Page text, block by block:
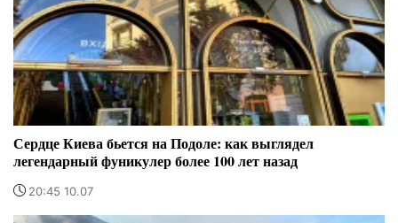
Сердце Киева бьется на Подоле: как выглядел
легендарный фуникулер более 100 лет назад
20:45 10.07